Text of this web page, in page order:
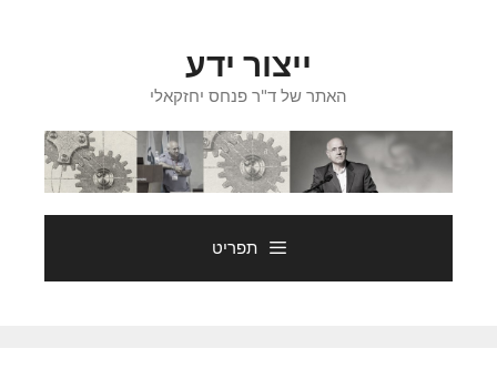
ייצור ידע
האתר של ד"ר פנחס יחזקאלי
תפריט